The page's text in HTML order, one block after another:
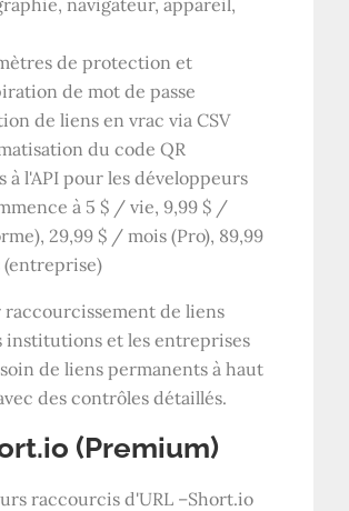
navigateur, appareil,
de protection et
de mot de passe
de liens en vrac via CSV
du code QR
à l'API pour les développeurs
à 5 $ / vie, 9,99 $ /
29,99 $ / mois (Pro), 89,99
de liens
institutions et les entreprises
de liens permanents à haut
des contrôles détaillés.
(Premium)